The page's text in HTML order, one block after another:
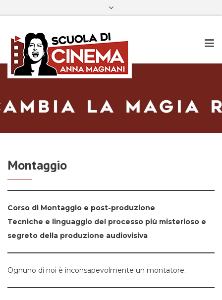
Dietro le quinte
Montaggio
Corso di Montaggio e post-produzione
Tecniche e linguaggio del processo più misterioso e
segreto della produzione audiovisiva
Ognuno di noi è inconsapevolmente un montatore.